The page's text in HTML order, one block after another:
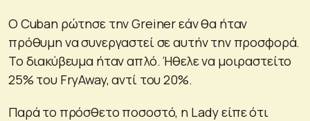
Ο Cuban ρώτησε την Greiner εάν θα ήταν
πρόθυμη να συνεργαστεί σε αυτήν την προσφορά.
Το διακύβευμα ήταν απλό. Ήθελε να μοιραστείτο
25% του FryAway, αντί του 20%.
Παρά το πρόσθετο ποσοστό, η Lady είπε ότι